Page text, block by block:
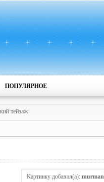
ПОПУЛЯРНОЕ
пейзаж
Картинку добавил(а):